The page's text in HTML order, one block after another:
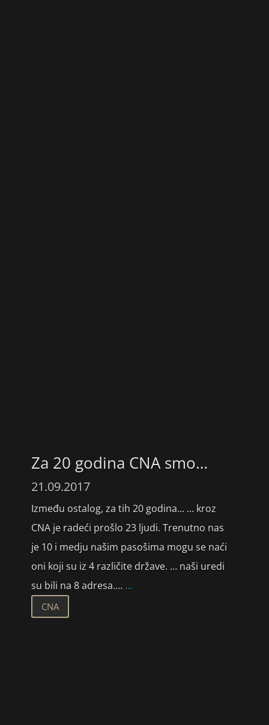
Za 20 godina CNA smo…
21.09.2017
Između ostalog, za tih 20 godina... … kroz
CNA je radeći prošlo 23 ljudi. Trenutno nas
je 10 i medju našim pasošima mogu se naći
oni koji su iz 4 različite države. … naši uredi
su bili na 8 adresa.… ...
CNA